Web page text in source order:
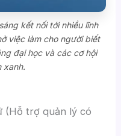
kết nối tới nhiều lĩnh
việc làm cho người biết
đại học và các cơ hội
xanh.
(Hỗ trợ quản lý có